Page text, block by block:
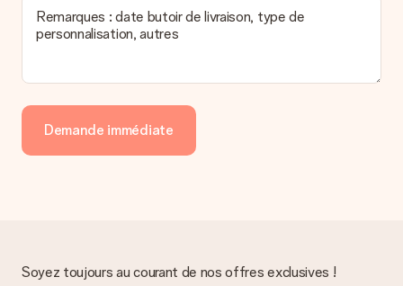
Remarques : date butoir de livraison, type de
personnalisation, autres
Demande immédiate
Soyez toujours au courant de nos offres exclusives !